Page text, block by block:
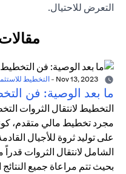
التعرض للاحتيال.
-التخطيط
ما بعد الوصية: فن
التخطيط لانتقال الثروات
مجرد تخطيط مالي متقدم،
على توليد ثروة للأجيال
الشامل لانتقال الثروات قدراً
بحيث تتم مراعاة جميع النتائج